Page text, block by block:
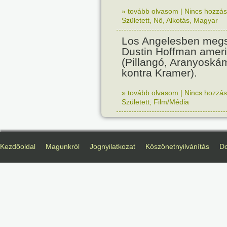
» tovább olvasom | Nincs
Született Nő Alkotás Magyar
Los Angelesben
Dustin Hoffman
(Pillangó,
kontra Kramer).
» tovább olvasom | Nincs
Született Film/Média
Kezdőoldal Magunkról Jognyilatkozat Köszönetnyilvánítás